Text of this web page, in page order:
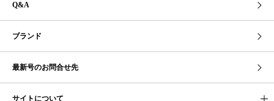
Q&A
ブランド
最新号のお問合せ先
サイトについて